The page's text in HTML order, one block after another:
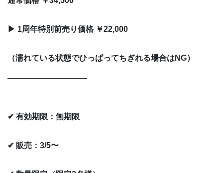
▶ 1周年特別前売り価格 ￥22,000
（濡れている状態でひっぱってちぎれる場合はNG）
――――――――――
✔ 有効期限：無期限
✔ 販売：3/5〜